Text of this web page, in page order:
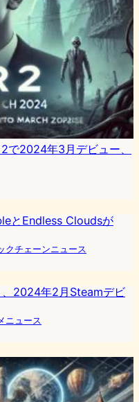
で2024年3月デビュー、
とEndless Cloudsが
クチェーンニュース
2024年2月Steamデビ
ニュース